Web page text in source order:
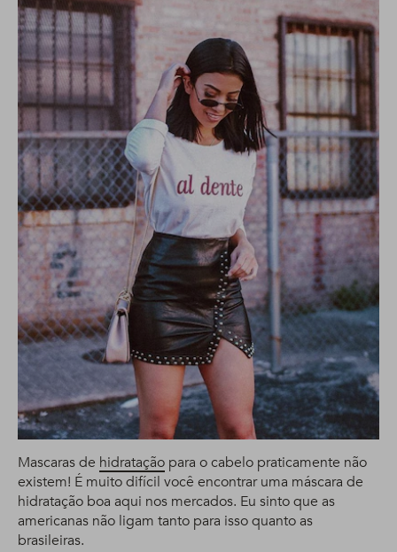
Mascaras de hidratação para o cabelo praticamente não
existem! É muito difícil você encontrar uma máscara de
hidratação boa aqui nos mercados. Eu sinto que as
americanas não ligam tanto para isso quanto as
brasileiras.